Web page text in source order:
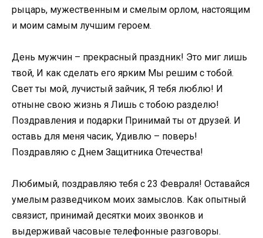
рыцарь, мужественным и смелым орлом, настоящим
и моим самым лучшим героем.
День мужчин – прекрасный праздник! Это миг лишь
твой, И как сделать его ярким Мы решим с тобой.
Свет ты мой, лучистый зайчик, Я тебя люблю! И
отныне свою жизнь я Лишь с тобою разделю!
Поздравления и подарки Принимай ты от друзей. И
оставь для меня часик, Удивлю – поверь!
Поздравляю с Днем Защитника Отечества!
Любимый, поздравляю тебя с 23 Февраля! Оставайся
умелым разведчиком моих замыслов. Как опытный
связист, принимай десятки моих звонков и
выдерживай часовые телефонные разговоры.